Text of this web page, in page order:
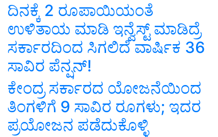
ದಿನಕ್ಕೆ 2 ರೂಪಾಯಿಯಂತೆ
ಉಳಿತಾಯ ಮಾಡಿ ಇನ್ವೆಸ್ಟ್‌ ಮಾಡಿದ್ರೆ
ಸರ್ಕಾರದಿಂದ ಸಿಗಲಿದೆ ವಾರ್ಷಿಕ 36
ಸಾವಿರ ಪೆನ್ಷನ್‌!
ಕೇಂದ್ರ ಸರ್ಕಾರದ ಯೋಜನೆಯಿಂದ
ತಿಂಗಳಿಗೆ 9 ಸಾವಿರ ರೂಗಳು; ಇದರ
ಪ್ರಯೋಜನ ಪಡೆದುಕೊಳ್ಳಿ